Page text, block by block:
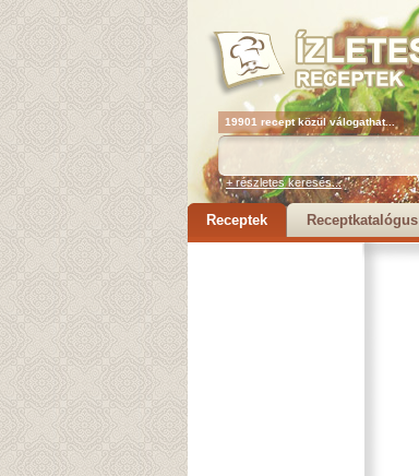
19901 recept közül válogathat...
+ részletes keresés...
Receptek Receptkatalógus